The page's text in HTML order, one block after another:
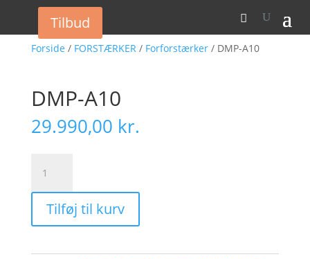
Forside / FORSTÆRKER/ Forforstærker/ DMP-A10
DMP-A10
29.990,00 kr.
A10
antal
Tilføj til kurv
Tilbud